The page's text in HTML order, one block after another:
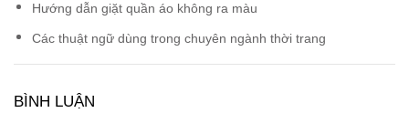
Hướng dẫn giặt quần áo không ra màu
Các thuật ngữ dùng trong chuyên ngành thời trang
BÌNH LUẬN